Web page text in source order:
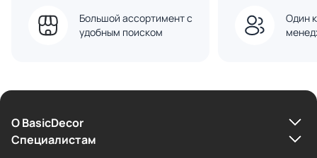
Большой ассортимент с
удобным поиском
Один
О BasicDecor
Cпециалистам